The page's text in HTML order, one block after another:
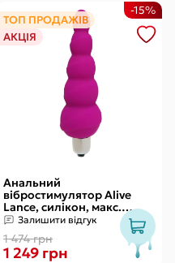
ТОП ПРОДАЖІВ
АКЦІЯ
Анальний
вібростимулятор Alive
Lance, силікон, макс.
діаметр 2,9 см
(передостання кулька)
Залишити відгук
1 474 грн
-15%
1 249 грн